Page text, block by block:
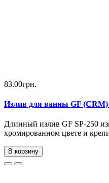
83.00грн.
Излив для ванны GF
Длинный излив GF SP-250
хромированном цвете и
В корзину